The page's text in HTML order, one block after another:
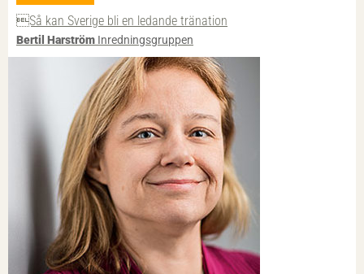
Så kan Sverige bli en ledande tränation
Bertil Harström Inredningsgruppen